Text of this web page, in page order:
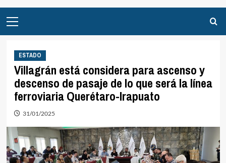
Menu
ESTADO
Villagrán está considera para ascenso y
descenso de pasaje de lo que será la línea
ferroviaria Querétaro-Irapuato
31/01/2025